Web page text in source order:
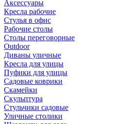
Аксессуары
Кресла рабочие
Стулья в офис
Рабочие столы
Столы переговорные
Outdoor
Диваны уличные
Кресла для улицы
Пуфики для улицы
Садовые коврики
Скамейки
Скульптура
Стульчики садовые
Уличные столики